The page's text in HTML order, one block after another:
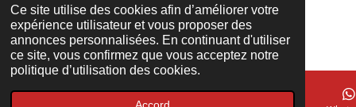
Ce site utilise des cookies afin d’améliorer votre
expérience utilisateur et vous proposer des
annonces personnalisées. En continuant d'utiliser
ce site, vous confirmez que vous acceptez notre
politique d’utilisation des cookies.